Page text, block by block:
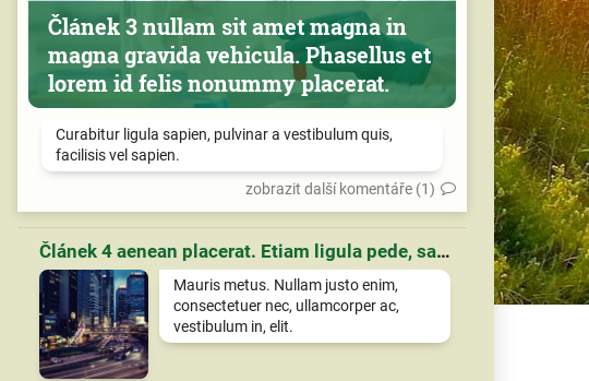
Článek 3 nullam sit amet magna in
magna gravida vehicula. Phasellus et
lorem id felis nonummy placerat.
Curabitur ligula sapien, pulvinar a vestibulum quis,
facilisis vel sapien.
zobrazit další komentáře (1)
Článek 4 aenean placerat. Etiam ligula pede, sagittis quis, interdum ultricies, scelerisque eu.
Mauris metus. Nullam justo enim,
consectetuer nec, ullamcorper ac,
vestibulum in, elit.